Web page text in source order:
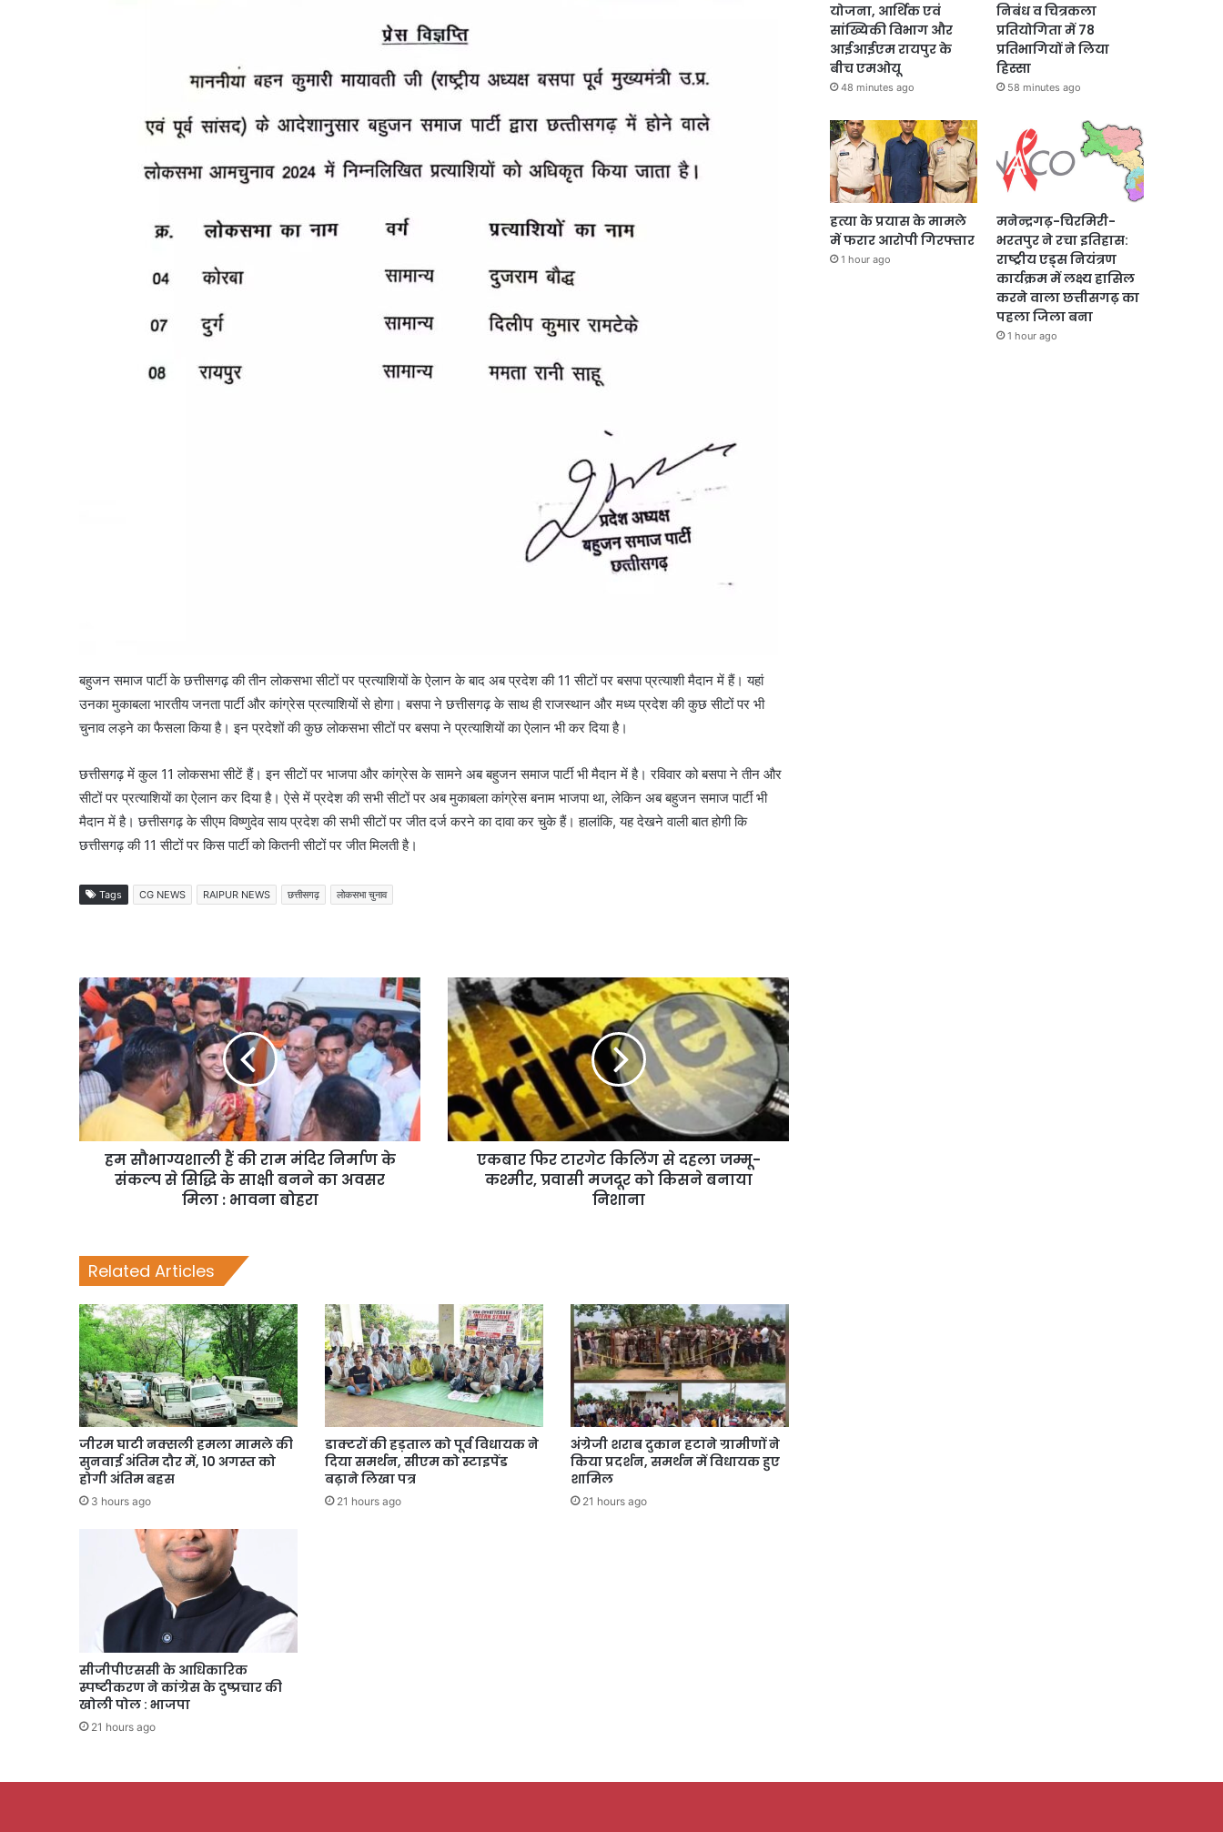
बहुजन समाज पार्टी के छत्तीसगढ़ की तीन लोकसभा सीटों पर प्रत्याशियों के ऐलान के बाद अब प्रदेश की 11 सीटों पर बसपा प्रत्याशी मैदान में हैं। यहां
उनका मुकाबला भारतीय जनता पार्टी और कांग्रेस प्रत्याशियों से होगा। बसपा ने छत्तीसगढ़ के साथ ही राजस्थान और मध्य प्रदेश की कुछ सीटों पर भी
चुनाव लड़ने का फैसला किया है। इन प्रदेशों की कुछ लोकसभा सीटों पर बसपा ने प्रत्याशियों का ऐलान भी कर दिया है।
छत्तीसगढ़ में कुल 11 लोकसभा सीटें हैं। इन सीटों पर भाजपा और कांग्रेस के सामने अब बहुजन समाज पार्टी भी मैदान में है। रविवार को बसपा ने तीन और
सीटों पर प्रत्याशियों का ऐलान कर दिया है। ऐसे में प्रदेश की सभी सीटों पर अब मुकाबला कांग्रेस बनाम भाजपा था, लेकिन अब बहुजन समाज पार्टी भी
मैदान में है। छत्तीसगढ़ के सीएम विष्णुदेव साय प्रदेश की सभी सीटों पर जीत दर्ज करने का दावा कर चुके हैं। हालांकि, यह देखने वाली बात होगी कि
छत्तीसगढ़ की 11 सीटों पर किस पार्टी को कितनी सीटों पर जीत मिलती है।
Tags CG NEWS RAIPUR NEWS छत्तीसगढ़ लोकसभा चुनाव
हम सौभाग्यशाली हैं की राम मंदिर निर्माण के
संकल्प से सिद्धि के साक्षी बनने का अवसर
मिला : भावना बोहरा
एकबार फिर टारगेट किलिंग से दहला जम्मू-
कश्मीर, प्रवासी मजदूर को किसने बनाया
निशाना
Related Articles
जीरम घाटी नक्सली हमला मामले की
सुनवाई अंतिम दौर में, 10 अगस्त को
होगी अंतिम बहस
3 hours ago
डाक्टरों की हड़ताल को पूर्व विधायक ने
दिया समर्थन, सीएम को स्टाइपेंड
बढ़ाने लिखा पत्र
21 hours ago
अंग्रेजी शराब दुकान हटाने ग्रामीणों ने
किया प्रदर्शन, समर्थन में विधायक हुए
शामिल
21 hours ago
सीजीपीएससी के आधिकारिक
स्पष्टीकरण ने कांग्रेस के दुष्प्रचार की
खोली पोल : भाजपा
21 hours ago
योजना, आर्थिक एवं
सांख्यिकी विभाग और
आईआईएम रायपुर के
बीच एमओयू
48 minutes ago
निबंध व चित्रकला
प्रतियोगिता में 78
प्रतिभागियों ने लिया
हिस्सा
58 minutes ago
हत्या के प्रयास के मामले
में फरार आरोपी गिरफ्तार
1 hour ago
मनेन्द्रगढ़-चिरमिरी-
भरतपुर ने रचा इतिहास:
राष्ट्रीय एड्स नियंत्रण
कार्यक्रम में लक्ष्य हासिल
करने वाला छत्तीसगढ़ का
पहला जिला बना
1 hour ago